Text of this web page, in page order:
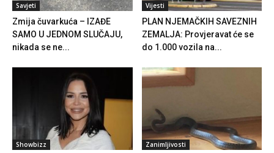
Savjeti
Zmija čuvarkuća – IZAĐE
SAMO U JEDNOM SLUČAJU,
nikada se ne...
Vijesti
PLAN NJEMAČKIH SAVEZNIH
ZEMALJA: Provjeravat će se
do 1.000 vozila na...
Showbizz Zanimljivosti